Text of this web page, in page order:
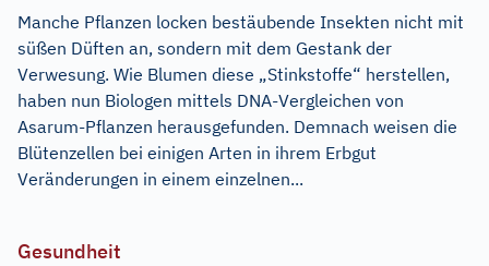
Manche Pflanzen locken bestäubende Insekten nicht mit
süßen Düften an, sondern mit dem Gestank der
Verwesung. Wie Blumen diese „Stinkstoffe“ herstellen,
haben nun Biologen mittels DNA-Vergleichen von
Asarum-Pflanzen herausgefunden. Demnach weisen die
Blütenzellen bei einigen Arten in ihrem Erbgut
Veränderungen in einem einzelnen...
Gesundheit